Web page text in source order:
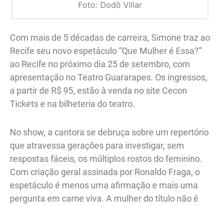
Foto: Dodô Villar
Com mais de 5 décadas de carreira, Simone traz ao
Recife seu novo espetáculo “Que Mulher é Essa?”
ao Recife no próximo dia 25 de setembro, com
apresentação no Teatro Guararapes. Os ingressos,
a partir de R$ 95, estão à venda no site Cecon
Tickets e na bilheteria do teatro.
No show, a cantora se debruça sobre um repertório
que atravessa gerações para investigar, sem
respostas fáceis, os múltiplos rostos do feminino.
Com criação geral assinada por Ronaldo Fraga, o
espetáculo é menos uma afirmação e mais uma
pergunta em carne viva. A mulher do título não é